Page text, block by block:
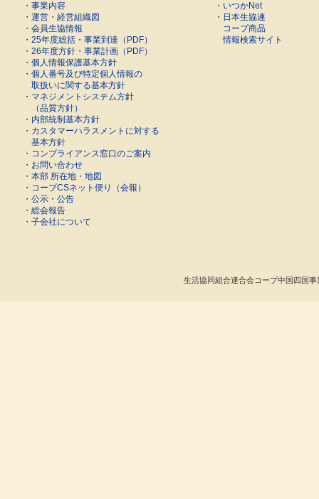
・ 事業内容
・ 運営・経営組織図
・ 会員生協情報
・ 25年度総括・事業到達（PDF）
・ 26年度方針・事業計画（PDF）
・ 個人情報保護基本方針
・ 個人番号及び特定個人情報の
取扱いに関する基本方針
・ マネジメントシステム方針
（品質方針）
・ 内部統制基本方針
・ カスタマーハラスメントに対する
基本方針
・ コンプライアンス窓口のご案内
・ お問い合わせ
・ 本部 所在地・地図
・ コープCSネット便り（会報）
・ 公示・公告
・ 総会報告
・ 子会社について
・ いつかNet
・ 日本生協連
コープ商品
情報検索サイト
生活協同組合連合会コープ中国四国